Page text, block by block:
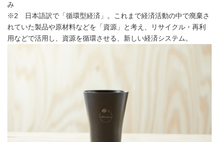
み
※2 日本語訳で「循環型経済」。これまで経済活動の中で廃棄さ
れていた製品や原材料などを「資源」と考え、リサイクル・再利
用などで活用し、資源を循環させる、新しい経済システム。